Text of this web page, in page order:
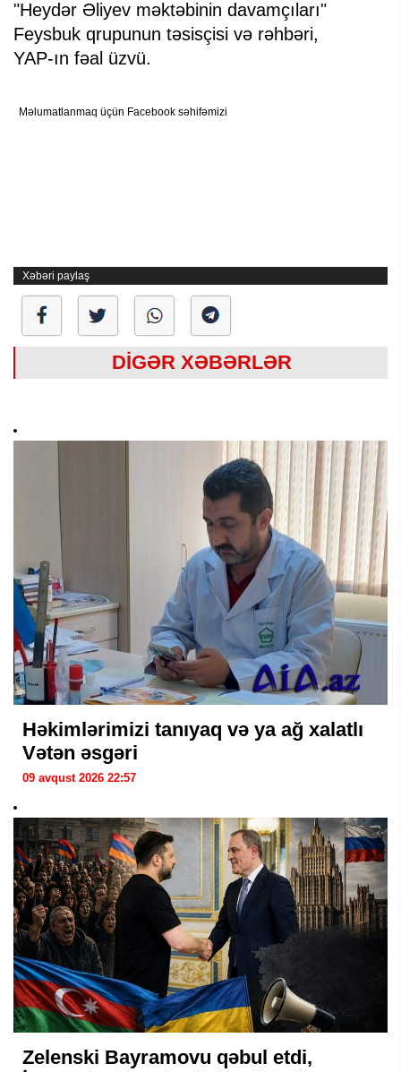
"Heydər Əliyev məktəbinin davamçıları"
Feysbuk qrupunun təsisçisi və rəhbəri,
YAP-ın fəal üzvü.
Məlumatlanmaq üçün Facebook səhifəmizi
Xəbəri paylaş
DİGƏR XƏBƏRLƏR
Həkimlərimizi tanıyaq və ya ağ xalatlı
Vətən əsgəri
09 avqust 2026 22:57
Zelenski Bayramovu qəbul etdi,